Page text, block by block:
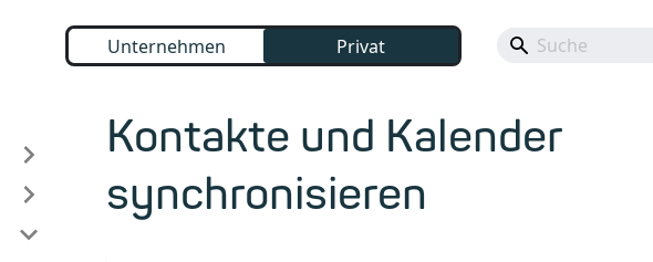
Unternehmen Privat
Kontakte und Kalender
synchronisieren